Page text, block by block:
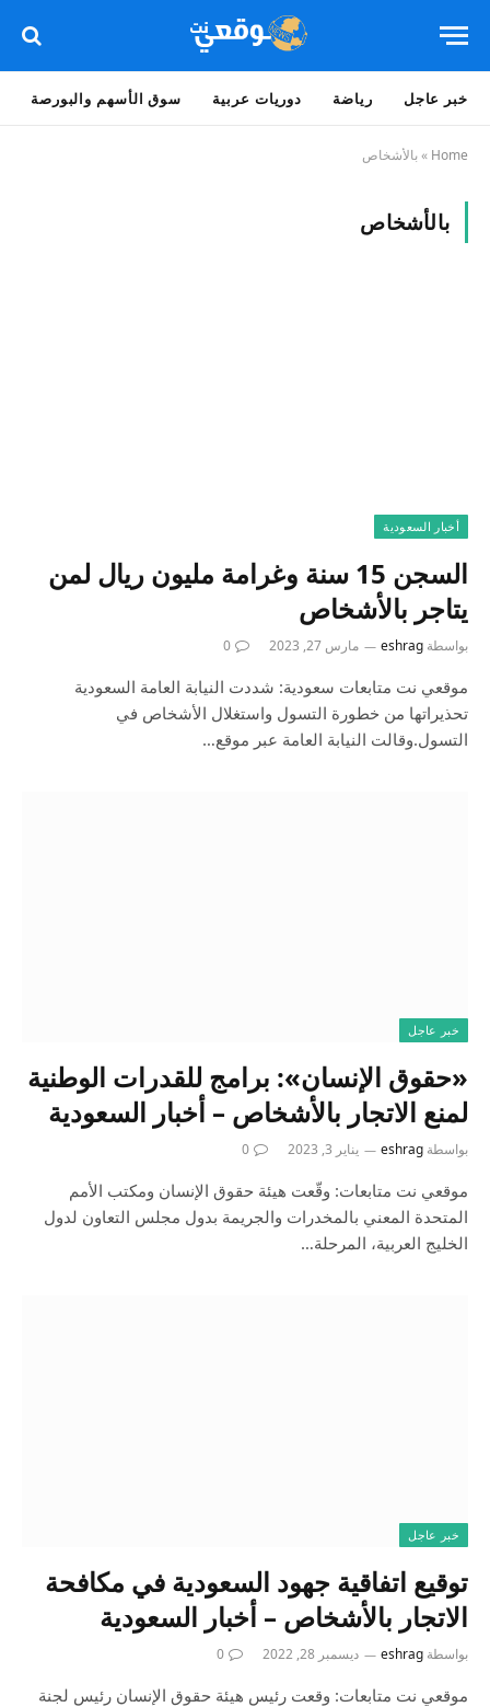
خبر عاجل رياضة دوريات عربية سوق الأسهم والبورصة
Home
»بالأشخاص
بالأشخاص
أخبار السعودية
السجن 15 سنة وغرامة مليون ريال لمن
يتاجر بالأشخاص
بواسطة eshrag مارس 27, 2023 0
موقعي نت متابعات سعودية: شددت النيابة العامة السعودية
تحذيراتها من خطورة التسول واستغلال الأشخاص في
التسول.وقالت النيابة العامة عبر موقع…
خبر عاجل
«حقوق الإنسان»: برامج للقدرات الوطنية
لمنع الاتجار بالأشخاص – أخبار السعودية
بواسطة eshrag يناير 3, 2023 0
موقعي نت متابعات: وقّعت هيئة حقوق الإنسان ومكتب الأمم
المتحدة المعني بالمخدرات والجريمة بدول مجلس التعاون لدول
الخليج العربية، المرحلة…
خبر عاجل
توقيع اتفاقية جهود السعودية في مكافحة
الاتجار بالأشخاص – أخبار السعودية
بواسطة eshrag ديسمبر 28, 2022 0
موقعي نت متابعات: وقعت رئيس هيئة حقوق الإنسان رئيس لجنة